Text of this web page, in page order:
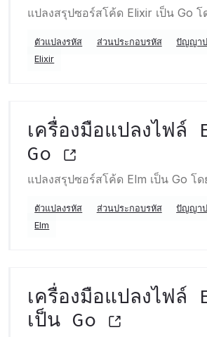
แปลงสรุปซอร์สโค้ด Elixir เป็น Go โ
ตัวแปลงรหัส ส่วนประกอบรหัส ปัญญา
Elixir
เครื่องมือแปลงไฟล์
Go
แปลงสรุปซอร์สโค้ด Elm เป็น Go โด
ตัวแปลงรหัส ส่วนประกอบรหัส ปัญญา
Elm
เครื่องมือแปลงไฟล์
เป็น Go